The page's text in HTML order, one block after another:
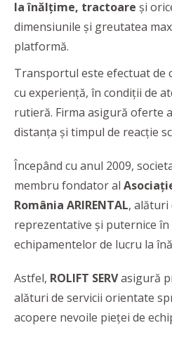
la înălțime, tractoare și
dimensiunile și greutatea
platformă.
Transportul este efectuat
cu experiență, în condiții de
rutieră. Firma asigură oferte
distanța și timpul de reacție
Începând cu anul 2009,
membru fondator al
România ARIRENTAL, alături
reprezentative și puternice
echipamentelor de lucru la
Astfel, ROLIFT SERVasigură
alături de servicii orientate
acopere nevoile pieţei de